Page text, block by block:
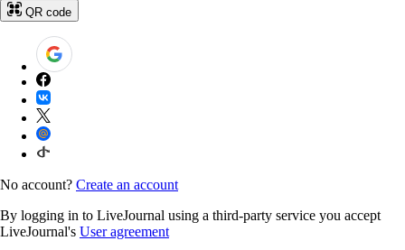
QR code
No account? Create an account
By logging in to LiveJournal using a third-party service you accept
LiveJournal's User agreement